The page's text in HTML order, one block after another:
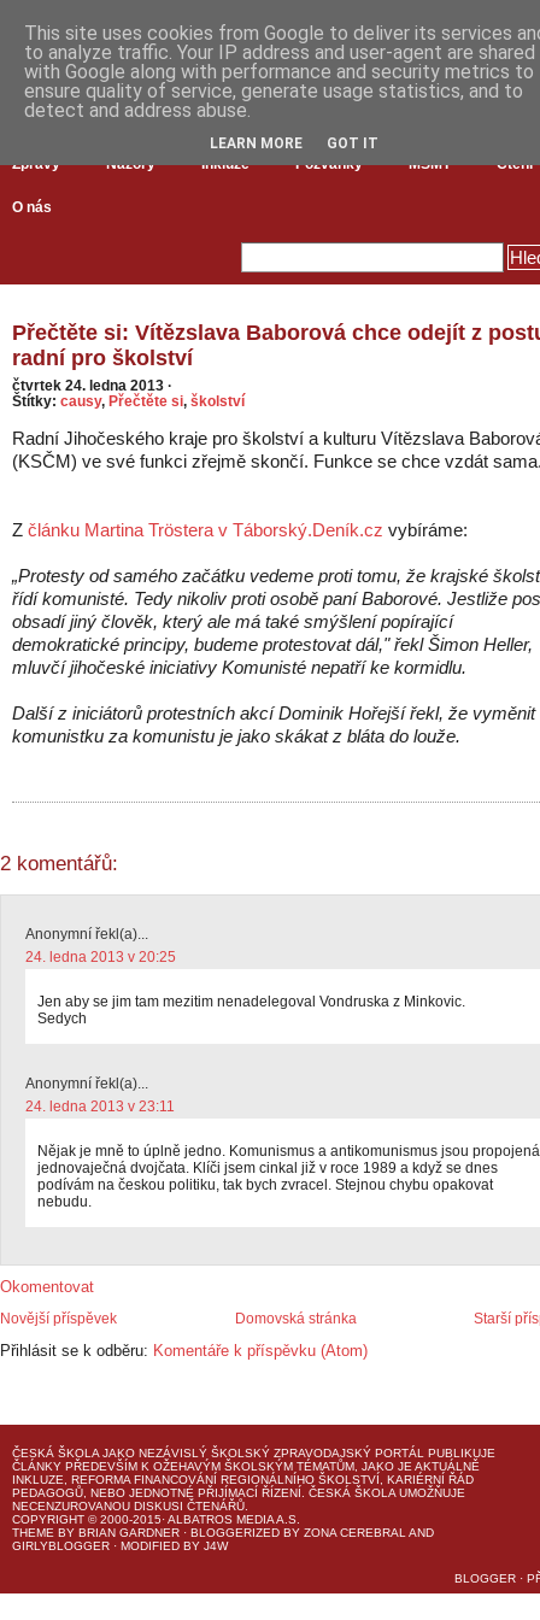
Zprávy Názory Inkluze Pozvánky MŠMT Čtení
O nás
Přečtěte si: Vítězslava Baborová chce odejít z
radní pro školství
čtvrtek 24. ledna 2013 ·
Štítky: causy, Přečtěte si, školství
Radní Jihočeského kraje pro školství a kulturu Vítězslava
(KSČM) ve své funkci zřejmě skončí. Funkce se chce vzdát
Z článku Martina Tröstera v Táborský.Deník.cz vybíráme:
„Protesty od samého začátku vedeme proti tomu, že krajské
řídí komunisté. Tedy nikoliv proti osobě paní Baborové. Jestliže
obsadí jiný člověk, který ale má také smýšlení popírající
demokratické principy, budeme protestovat dál," řekl Šimon Heller,
mluvčí jihočeské iniciativy Komunisté nepatří ke kormidlu.
Další z iniciátorů protestních akcí Dominik Hořejší řekl, že vyměnit
komunistku za komunistu je jako skákat z bláta do louže.
2 komentářů:
Anonymní řekl(a)...
24. ledna 2013 v 20:25
Jen aby se jim tam mezitim nenadelegoval Vondruska z Minkovic.
Sedych
Anonymní řekl(a)...
24. ledna 2013 v 23:11
Nějak je mně to úplně jedno. Komunismus a antikomunismus jsou propojená
jednovaječná dvojčata. Klíči jsem cinkal již v roce 1989 a když se dnes
podívám na českou politiku, tak bych zvracel. Stejnou chybu opakovat
nebudu.
Okomentovat
Novější příspěvek Starší
Domovská stránka
Přihlásit se k odběru: Komentáře k příspěvku (Atom)
ČESKÁ ŠKOLA JAKO NEZÁVISLÝ ŠKOLSKÝ ZPRAVODAJSKÝ PORTÁL PUBLIKUJE
ČLÁNKY PŘEDEVŠÍM K OŽEHAVÝM ŠKOLSKÝM TÉMATŮM, JAKO JE AKTUÁLNĚ
INKLUZE, REFORMA FINANCOVÁNÍ REGIONÁLNÍHO ŠKOLSTVÍ, KARIÉRNÍ ŘÁD
PEDAGOGŮ, NEBO JEDNOTNÉ PŘIJÍMACÍ ŘÍZENÍ. ČESKÁ ŠKOLA UMOŽŇUJE
NECENZUROVANOU DISKUSI ČTENÁŘŮ.
COPYRIGHT © 2000-2015· ALBATROS MEDIA A.S.
THEME BY BRIAN GARDNER · BLOGGERIZED BY ZONA CEREBRAL AND
GIRLYBLOGGER · MODIFIED BY J4W
BLOGGER ·
This site uses cookies from Google to deliver its services
to analyze traffic. Your IP address and user-agent are shared
with Google along with performance and security metrics to
ensure quality of service, generate usage statistics, and to
detect and address abuse.
LEARN MORE GOT IT